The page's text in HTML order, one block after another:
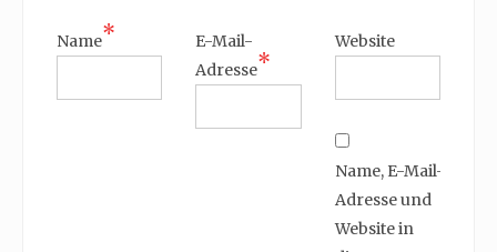
Name*
E-Mail-
Adresse*
Website
Name, E-Mail-
Adresse und
Website in